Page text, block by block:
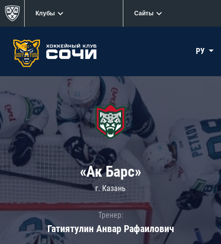
Клубы Сайты
РУ
«Ак Барс»
г. Казань
Тренер:
Гатиятулин Анвар Рафаилович